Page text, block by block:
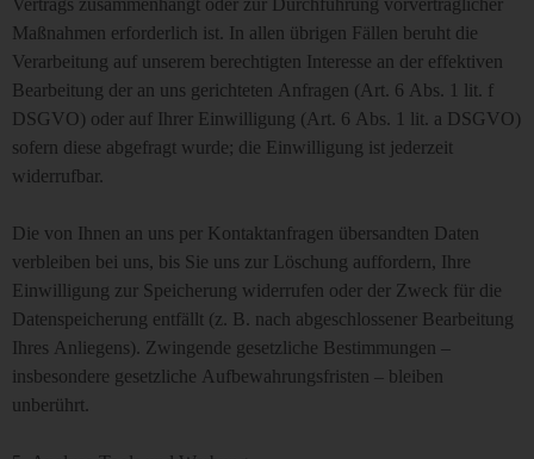
Vertrags zusammenhängt oder zur Durchführung vorvertraglicher
Maßnahmen erforderlich ist. In allen übrigen Fällen beruht die
Verarbeitung auf unserem berechtigten Interesse an der effektiven
Bearbeitung der an uns gerichteten Anfragen (Art. 6 Abs. 1 lit. f
DSGVO) oder auf Ihrer Einwilligung (Art. 6 Abs. 1 lit. a DSGVO)
sofern diese abgefragt wurde; die Einwilligung ist jederzeit
widerrufbar.
Die von Ihnen an uns per Kontaktanfragen übersandten Daten
verbleiben bei uns, bis Sie uns zur Löschung auffordern, Ihre
Einwilligung zur Speicherung widerrufen oder der Zweck für die
Datenspeicherung entfällt (z. B. nach abgeschlossener Bearbeitung
Ihres Anliegens). Zwingende gesetzliche Bestimmungen –
insbesondere gesetzliche Aufbewahrungsfristen – bleiben
unberührt.